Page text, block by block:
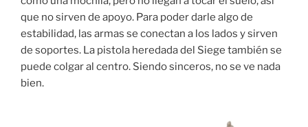
que no sirven de apoyo. Para poder darle algo de
estabilidad, las armas se conectan a los lados y sirven
de soportes. La pistola heredada del Siege también se
puede colgar al centro. Siendo sinceros, no se ve nada
bien.